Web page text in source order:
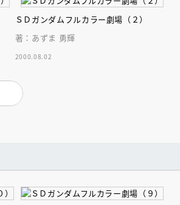
ＳＤガンダムフルカラー劇場（２）
著：あずま 勇輝
2000.08.02